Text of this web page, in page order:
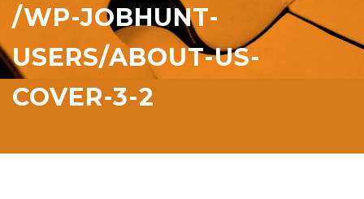
/WP-JOBHUNT-
USERS/ABOUT-US-
COVER-3-2